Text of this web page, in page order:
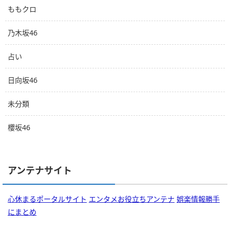
ももクロ
乃木坂46
占い
日向坂46
未分類
櫻坂46
アンテナサイト
心休まるポータルサイト エンタメお役立ちアンテナ 娯楽情報勝手
にまとめ